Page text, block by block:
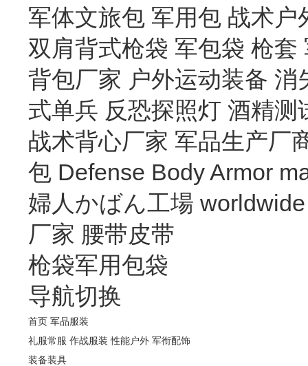
军体文旅包 军用包 战术户
双肩背式枪袋 军包袋 枪套
背包厂家 户外运动装备 消
式单兵 反恐探照灯 酒精测
战术背心厂家 军品生产厂
包 Defense Body Armor
婦人かばん工場 worldwide
厂家 腰带皮带
枪袋军用包袋
导航切换
首页 军品服装
礼服常服 作战服装 性能户外 军衔配饰
装备装具